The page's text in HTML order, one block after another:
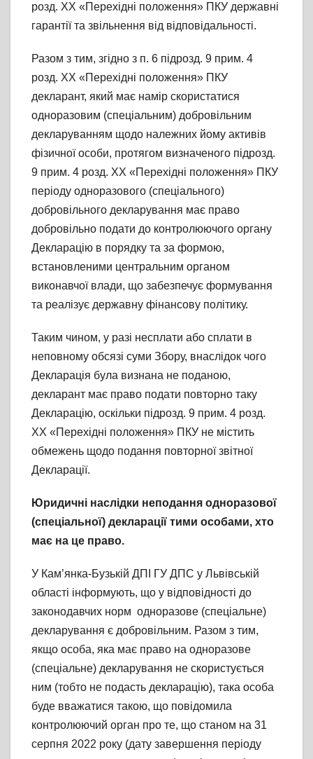
розд. ХХ «Перехідні положення» ПКУ державні
гарантії та звільнення від відповідальності.
Разом з тим, згідно з п. 6 підрозд. 9 прим. 4
розд. ХХ «Перехідні положення» ПКУ
декларант, який має намір скористатися
одноразовим (спеціальним) добровільним
декларуванням щодо належних йому активів
фізичної особи, протягом визначеного підрозд.
9 прим. 4 розд. ХХ «Перехідні положення» ПКУ
періоду одноразового (спеціального)
добровільного декларування має право
добровільно подати до контролюючого органу
Декларацію в порядку та за формою,
встановленими центральним органом
виконавчої влади, що забезпечує формування
та реалізує державну фінансову політику.
Таким чином, у разі несплати або сплати в
неповному обсязі суми Збору, внаслідок чого
Декларація була визнана не поданою,
декларант має право подати повторно таку
Декларацію, оскільки підрозд. 9 прим. 4 розд.
ХХ «Перехідні положення» ПКУ не містить
обмежень щодо подання повторної звітної
Декларації.
Юридичні наслідки неподання одноразової
(спеціальної) декларації тими особами, хто
має на це право.
У Кам’янка-Бузькій ДПІ ГУ ДПС у Львівській
області інформують, що у відповідності до
законодавчих норм одноразове (спеціальне)
декларування є добровільним. Разом з тим,
якщо особа, яка має право на одноразове
(спеціальне) декларування не скористується
ним (тобто не подасть декларацію), така особа
буде вважатися такою, що повідомила
контролюючий орган про те, що станом на 31
серпня 2022 року (дату завершення періоду